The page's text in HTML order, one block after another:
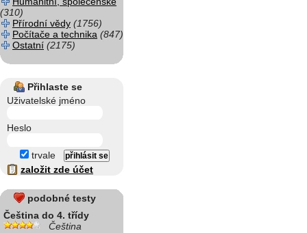
(310)
Přírodní vědy (1756)
Počítače a technika (847)
Ostatní (2175)
Přihlaste se
Uživatelské jméno
Heslo
trvale
založit zde účet
podobné testy
Čeština do 4. třídy
Čeština